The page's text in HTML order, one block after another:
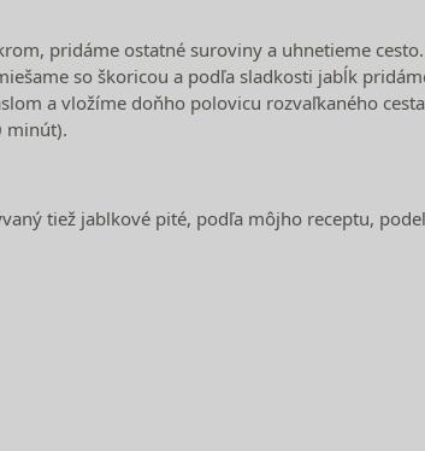
pridáme ostatné suroviny a uhnetieme
so škoricou a podľa sladkosti jabĺk
a vložíme doňho polovicu rozvaľkaného
minút).
tiež jablkové pité, podľa môjho receptu,